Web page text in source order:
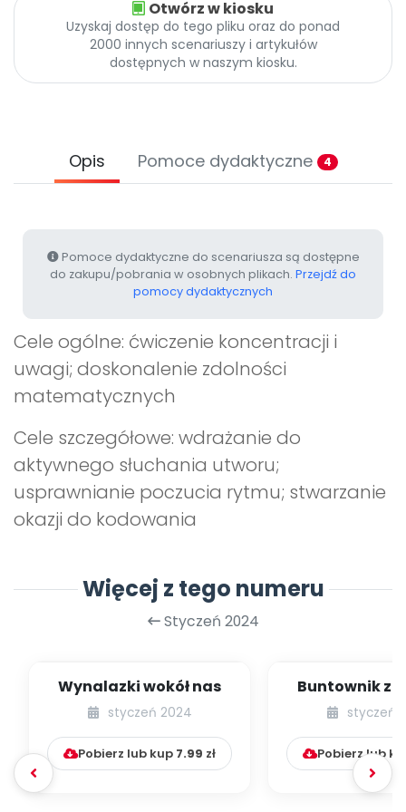
Archiwalne numery
Pomoc
Promocje
Otwórz w kiosku
Uzyskaj dostęp do tego pliku oraz do ponad
2000 innych scenariuszy i artykułów
dostępnych w naszym kiosku.
Opis Pomoce dydaktyczne 4
Pomoce dydaktyczne do scenariusza są dostępne
do zakupu/pobrania w osobnych plikach. Przejdź do
pomocy dydaktycznych
Cele ogólne: ćwiczenie koncentracji i
uwagi; doskonalenie zdolności
matematycznych
Cele szczegółowe: wdrażanie do
aktywnego słuchania utworu;
usprawnianie poczucia rytmu; stwarzanie
okazji do kodowania
Więcej z tego numeru
Styczeń 2024
Wynalazki wokół nas
styczeń 2024
Pobierz lub kup 7.99 zł
Buntownik z
Dziecko,
jest na
styczeń
Pobierz lub